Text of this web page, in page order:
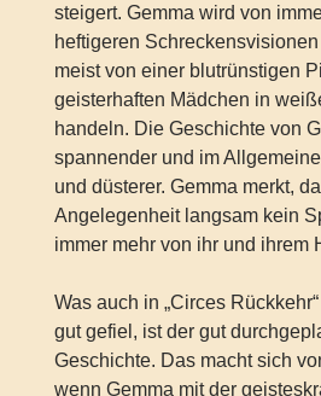
steigert. Gemma wird von
heftigeren
meist von einer blutrünstigen
geisterhaften Mädchen in
handeln. Die Geschichte von
spannender und im
und düsterer. Gemma merkt,
Angelegenheit langsam kein
immer mehr von ihr und ihrem
Was auch in „Circes
gut gefiel, ist der gut
Geschichte. Das macht sich
wenn Gemma mit der